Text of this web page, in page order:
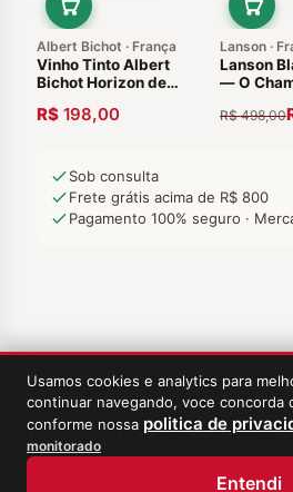
Albert Bichot · França
Vinho Tinto Albert
Bichot Horizon de
R$ 198,00
Lanson ·
Lanson
— O
R$498,00
Sob consulta
Frete grátis acima de R$ 800
Pagamento 100% seguro ·
Usamos cookies e analytics para
continuar navegando, voce concorda
conforme nossa politica de
monitorado
Entendi
‹